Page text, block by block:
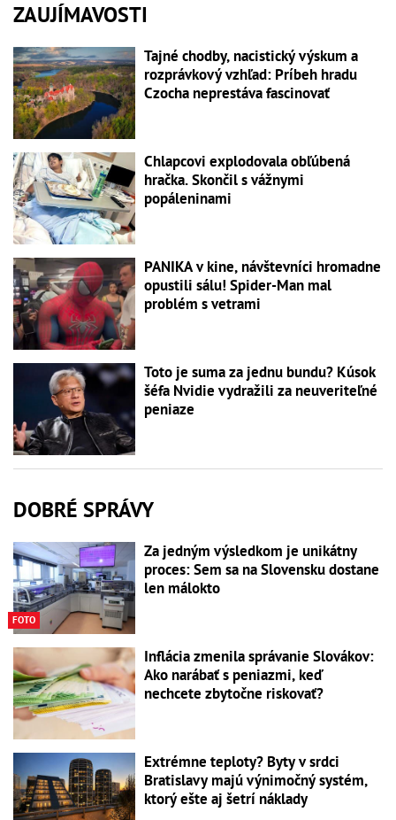
ZAUJÍMAVOSTI
Tajné chodby, nacistický výskum a
rozprávkový vzhľad: Príbeh hradu
Czocha neprestáva fascinovať
Chlapcovi explodovala obľúbená
hračka. Skončil s vážnymi
popáleninami
PANIKA v kine, návštevníci hromadne
opustili sálu! Spider-Man mal
problém s vetrami
Toto je suma za jednu bundu? Kúsok
šéfa Nvidie vydražili za neuveriteľné
peniaze
DOBRÉ SPRÁVY
FOTO
Za jedným výsledkom je unikátny
proces: Sem sa na Slovensku dostane
len málokto
Inflácia zmenila správanie Slovákov:
Ako narábať s peniazmi, keď
nechcete zbytočne riskovať?
Extrémne teploty? Byty v srdci
Bratislavy majú výnimočný systém,
ktorý ešte aj šetrí náklady